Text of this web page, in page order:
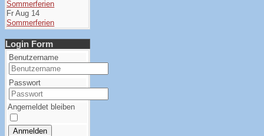
Sommerferien
Fr Aug 14
Sommerferien
Login Form
Benutzername
Passwort
Angemeldet bleiben
Anmelden